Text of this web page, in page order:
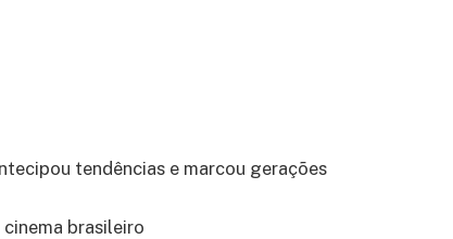
tendências e marcou gerações
brasileiro